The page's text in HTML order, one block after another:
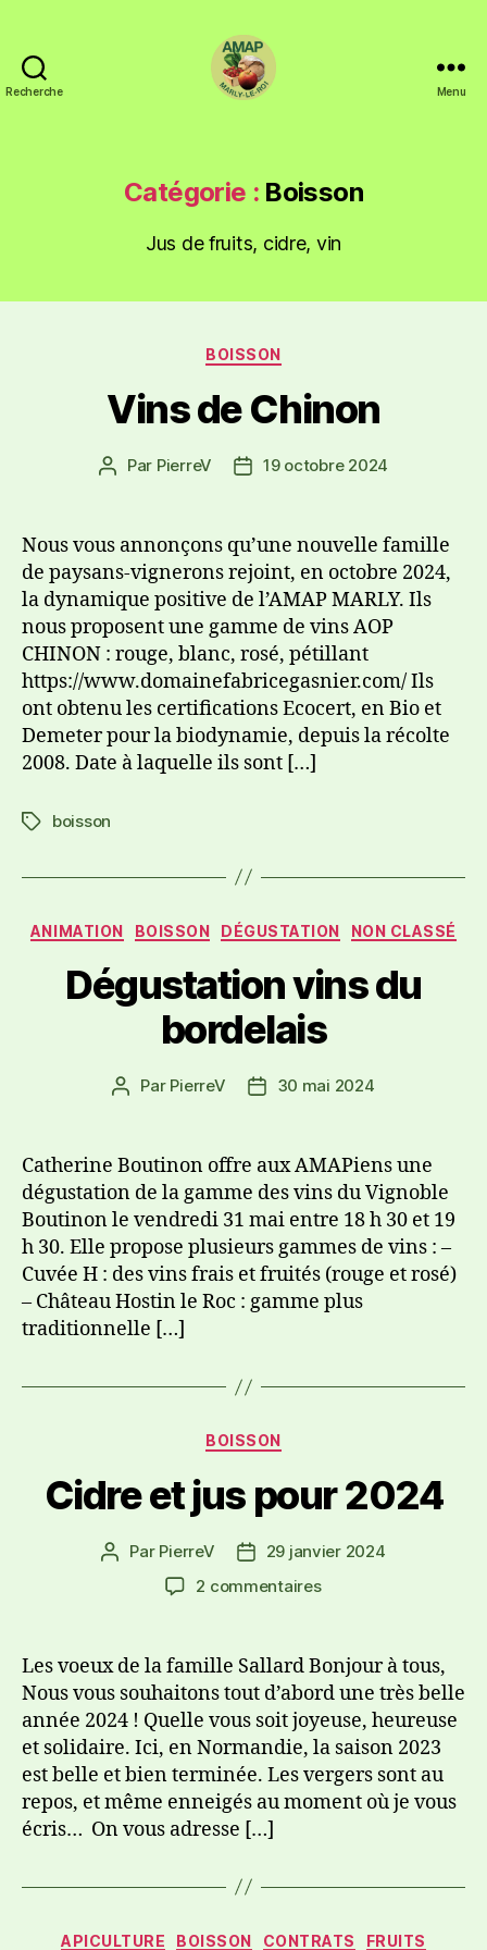
Recherche Menu
Catégorie : Boisson
Jus de fruits, cidre, vin
BOISSON
Vins de Chinon
Par PierreV 19 octobre 2024
Nous vous annonçons qu’une nouvelle famille
de paysans-vignerons rejoint, en octobre 2024,
la dynamique positive de l’AMAP MARLY. Ils
nous proposent une gamme de vins AOP
CHINON : rouge, blanc, rosé, pétillant
https://www.domainefabricegasnier.com/ Ils
ont obtenu les certifications Ecocert, en Bio et
Demeter pour la biodynamie, depuis la récolte
2008. Date à laquelle ils sont […]
boisson
ANIMATION BOISSON DÉGUSTATION NON CLASSÉ
Dégustation vins du
bordelais
Par PierreV 30 mai 2024
Catherine Boutinon offre aux AMAPiens une
dégustation de la gamme des vins du Vignoble
Boutinon le vendredi 31 mai entre 18 h 30 et 19
h 30. Elle propose plusieurs gammes de vins : –
Cuvée H : des vins frais et fruités (rouge et rosé)
– Château Hostin le Roc : gamme plus
traditionnelle […]
BOISSON
Cidre et jus pour 2024
Par PierreV
29 janvier 2024
2 commentaires
Les voeux de la famille Sallard Bonjour à tous,
Nous vous souhaitons tout d’abord une très belle
année 2024 ! Quelle vous soit joyeuse, heureuse
et solidaire. Ici, en Normandie, la saison 2023
est belle et bien terminée. Les vergers sont au
repos, et même enneigés au moment où je vous
écris… On vous adresse […]
APICULTURE BOISSON CONTRATS FRUITS